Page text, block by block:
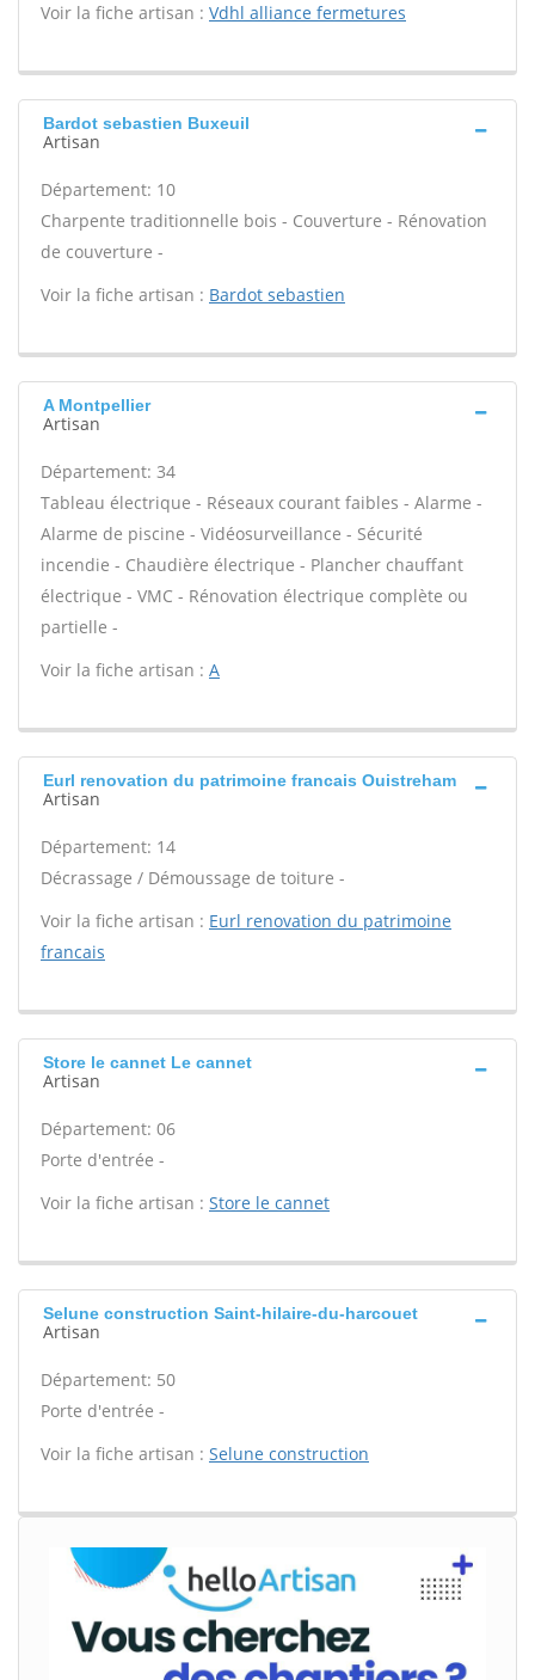
Voir la fiche artisan : Vdhl alliance fermetures
Bardot sebastien Buxeuil
Artisan
Département: 10
Charpente traditionnelle bois - Couverture - Rénovation
de couverture -
Voir la fiche artisan : Bardot sebastien
A Montpellier
Artisan
Département: 34
Tableau électrique - Réseaux courant faibles - Alarme -
Alarme de piscine - Vidéosurveillance - Sécurité
incendie - Chaudière électrique - Plancher chauffant
électrique - VMC - Rénovation électrique complète ou
partielle -
Voir la fiche artisan : A
Eurl renovation du patrimoine francais Ouistreham
Artisan
Département: 14
Décrassage / Démoussage de toiture -
Voir la fiche artisan : Eurl renovation du patrimoine
francais
Store le cannet Le cannet
Artisan
Département: 06
Porte d'entrée -
Voir la fiche artisan : Store le cannet
Selune construction Saint-hilaire-du-harcouet
Artisan
Département: 50
Porte d'entrée -
Voir la fiche artisan : Selune construction